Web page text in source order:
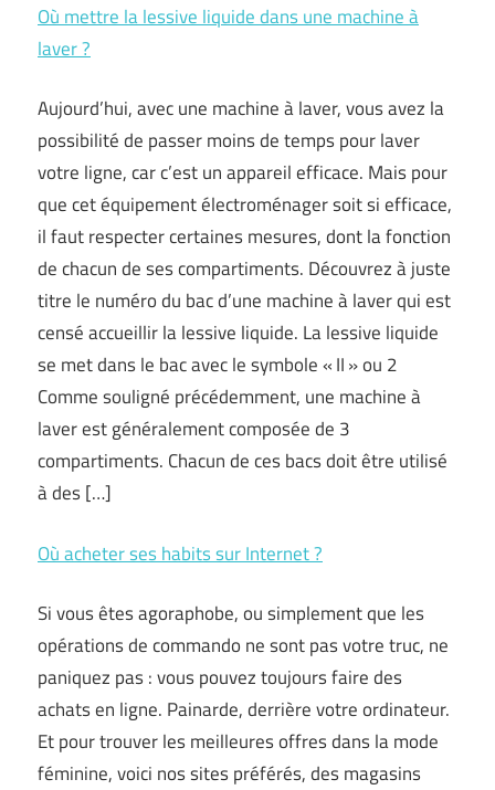
Où mettre la lessive liquide dans une machine à
laver ?
Aujourd’hui, avec une machine à laver, vous avez la
possibilité de passer moins de temps pour laver
votre ligne, car c’est un appareil efficace. Mais pour
que cet équipement électroménager soit si efficace,
il faut respecter certaines mesures, dont la fonction
de chacun de ses compartiments. Découvrez à juste
titre le numéro du bac d’une machine à laver qui est
censé accueillir la lessive liquide. La lessive liquide
se met dans le bac avec le symbole « II » ou 2
Comme souligné précédemment, une machine à
laver est généralement composée de 3
compartiments. Chacun de ces bacs doit être utilisé
à des […]
Où acheter ses habits sur Internet ?
Si vous êtes agoraphobe, ou simplement que les
opérations de commando ne sont pas votre truc, ne
paniquez pas : vous pouvez toujours faire des
achats en ligne. Painarde, derrière votre ordinateur.
Et pour trouver les meilleures offres dans la mode
féminine, voici nos sites préférés, des magasins